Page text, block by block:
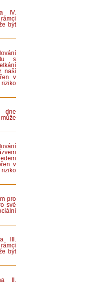
IV.
být
s
naší
v
dne
v
pro
své
III.
být
II.